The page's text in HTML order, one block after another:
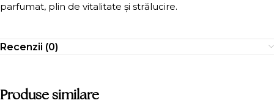
parfumat, plin de vitalitate și strălucire.
Recenzii (0)
Produse similare